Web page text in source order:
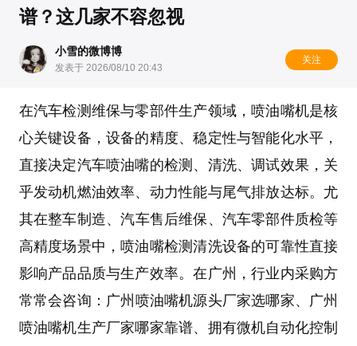
谱？这几家不容忽视
小雪的微博博
发表于 2026/08/10 20:43
关注
在汽车检测维保与零部件生产领域，喷油嘴机是核
心关键设备，设备的精度、稳定性与智能化水平，
直接决定汽车喷油嘴的检测、清洗、调试效果，关
乎发动机燃油效率、动力性能与尾气排放达标。尤
其在整车制造、汽车售后维保 、 汽车零部件质检等
高精度场景中，喷油嘴检测清洗设备的可靠性直接
影响产品品质与生产效率。在广州，行业内采购方
常常会咨询： 广州喷油嘴机源头厂家选哪家、
广州
喷油嘴机生产厂家哪家靠谱、 拥有微机自动化控制